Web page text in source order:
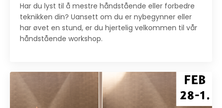
Har du lyst til å mestre håndstående eller forbedre
teknikken din? Uansett om du er nybegynner eller
har øvet en stund, er du hjertelig velkommen til vår
håndstående workshop.